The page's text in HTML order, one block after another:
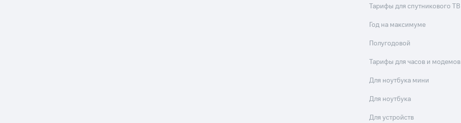
Тарифы для спутникового ТВ
Год на максимуме
Полугодовой
Тарифы для часов и модемов
Для ноутбука мини
Для ноутбука
Для устройств